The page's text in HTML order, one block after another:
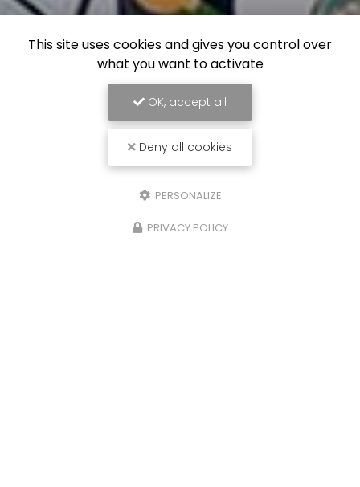
This site uses cookies and gives you control over
what you want to activate
OK, accept all
Deny all cookies
PERSONALIZE
PRIVACY POLICY